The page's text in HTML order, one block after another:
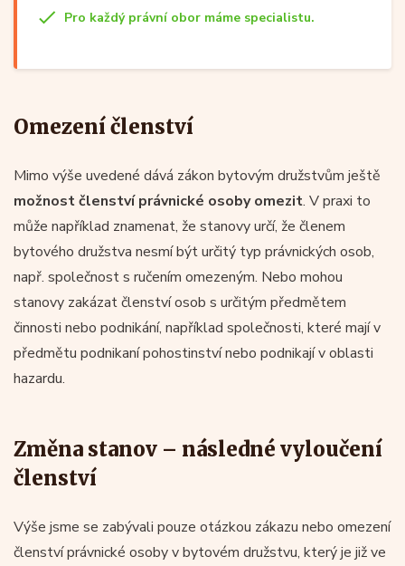
Pro každý právní obor máme specialistu.
Omezení členství
Mimo výše uvedené dává zákon bytovým družstvům ještě
možnost členství právnické osoby omezit. V praxi to
může například znamenat, že stanovy určí, že členem
bytového družstva nesmí být určitý typ právnických osob,
např. společnost s ručením omezeným. Nebo mohou
stanovy zakázat členství osob s určitým předmětem
činnosti nebo podnikání, například společnosti, které mají v
předmětu podnikaní pohostinství nebo podnikají v oblasti
hazardu.
Změna stanov – následné vyloučení
členství
Výše jsme se zabývali pouze otázkou zákazu nebo omezení
členství právnické osoby v bytovém družstvu, který je již ve